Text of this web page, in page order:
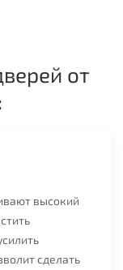
от
высокий
сделать